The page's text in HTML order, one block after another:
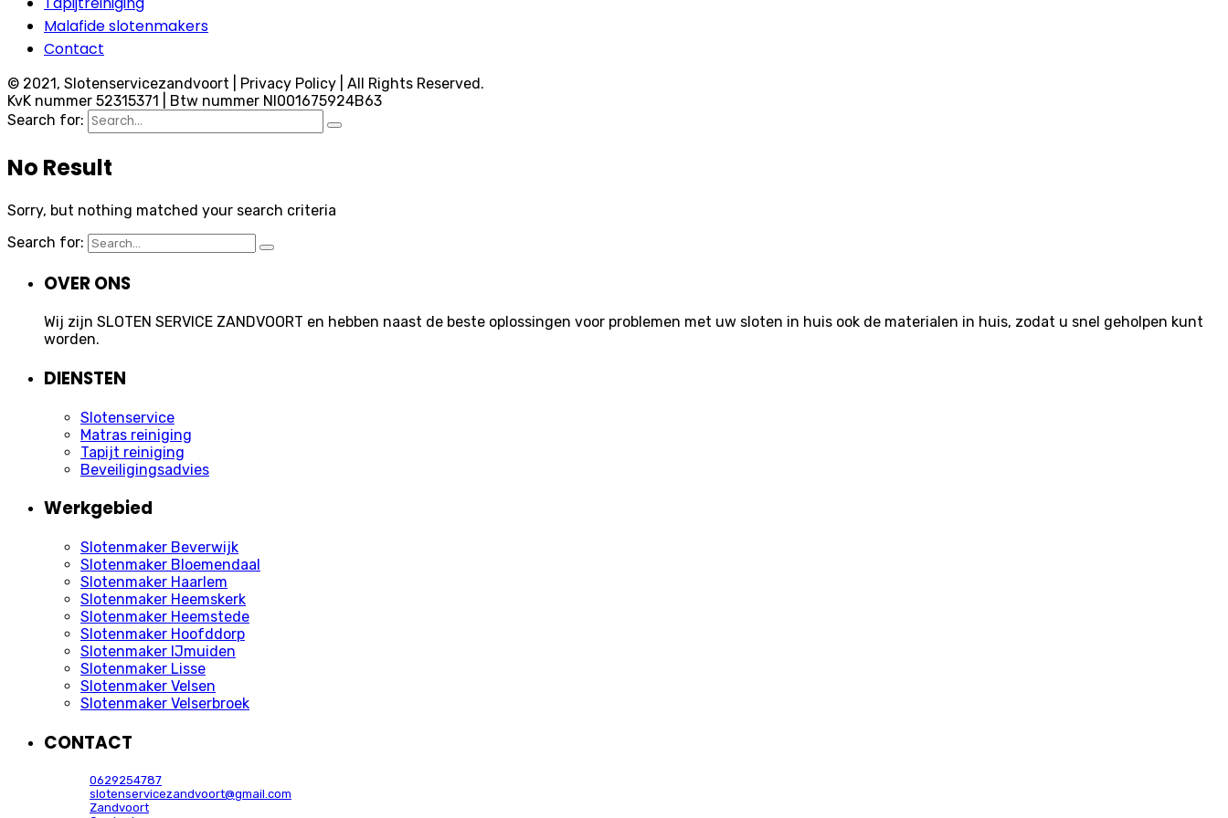
Malafide slotenmakers
Contact
© 2021, Slotenservicezandvoort | Privacy Policy | All Rights Reserved.
KvK nummer 52315371 | Btw nummer Nl001675924B63
Search for:
No Result
Sorry, but nothing matched your search criteria
Search for:
OVER ONS
Wij zijn SLOTEN SERVICE ZANDVOORT en hebben naast de beste oplossingen voor problemen met uw sloten in huis ook de materialen in huis, zodat u snel geholpen kunt
worden.
DIENSTEN
Slotenservice
Matras reiniging
Tapijt reiniging
Beveiligingsadvies
Werkgebied
Slotenmaker Beverwijk
Slotenmaker Bloemendaal
Slotenmaker Haarlem
Slotenmaker Heemskerk
Slotenmaker Heemstede
Slotenmaker Hoofddorp
Slotenmaker IJmuiden
Slotenmaker Lisse
Slotenmaker Velsen
Slotenmaker Velserbroek
CONTACT
0629254787
slotenservicezandvoort@gmail.com
Zandvoort